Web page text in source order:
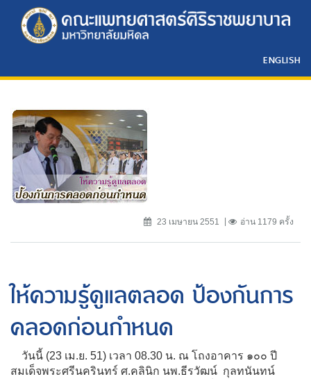
ENGLISH
23 เมษายน 2551 อ่าน 1179 ครั้ง
ให้ความรู้ดูแลตลอด ป้องกันการ
คลอดก่อนกำหนด
วันนี้ (23 เม.ย. 51) เวลา 08.30 น. ณ โถงอาคาร ๑๐๐ ปี
สมเด็จพระศรีนครินทร์ ศ.คลินิก นพ.ธีรวัฒน์ กุลทนันทน์